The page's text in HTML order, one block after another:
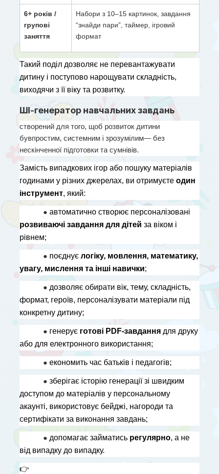
6+ років /
групові
заняття
Набори з 10–15 картинок, завдання
“знайди пари”, таймер, ігровий
формат
Такий поділ дозволяє не перевантажувати
дитину і поступово нарощувати складність,
виходячи з її віку та розвитку.
ШІ-генератор навчальних завдань
створений для того, щоб розвиток дитини
бувпростим, системним і зрозумілим— без
нескінченної підготовки та сумнівів.
Замість випадкових ігор або пошуку матеріалів
годинами у різних джерелах, ви отримуєте один
інструмент, який:
●
розвиваючі завдання для дітей за віком і
рівнем;
● поєднує логіку, мовлення, математику,
увагу, мислення та інші навички;
● дозволяє обирати вік, тему, складність,
формат, героїв, персоналізувати матеріали під
конкретну дитину;
● генерує готові PDF-завдання для друку
або для електронного використання;
● економить час батьків і педагогів;
● зберігає історію генерації зі швидким
доступом до матеріалів у персональному
акаунті, використовує бейджі, нагороди та
сертифікати за виконання завдань;
● допомагає займатись регулярно, а не
від випадку до випадку.
👉